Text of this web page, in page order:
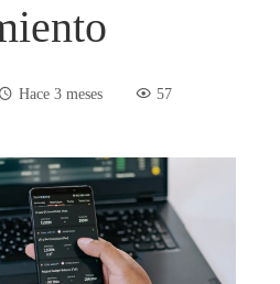
Hace 3 meses 57